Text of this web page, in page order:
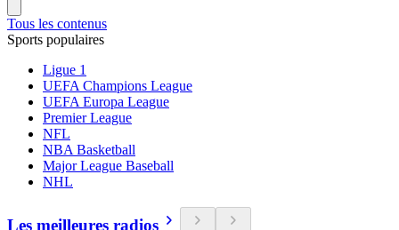
Tous les contenus
Sports populaires
Ligue 1
UEFA Champions League
UEFA Europa League
Premier League
NFL
NBA Basketball
Major League Baseball
NHL
Les meilleures radios